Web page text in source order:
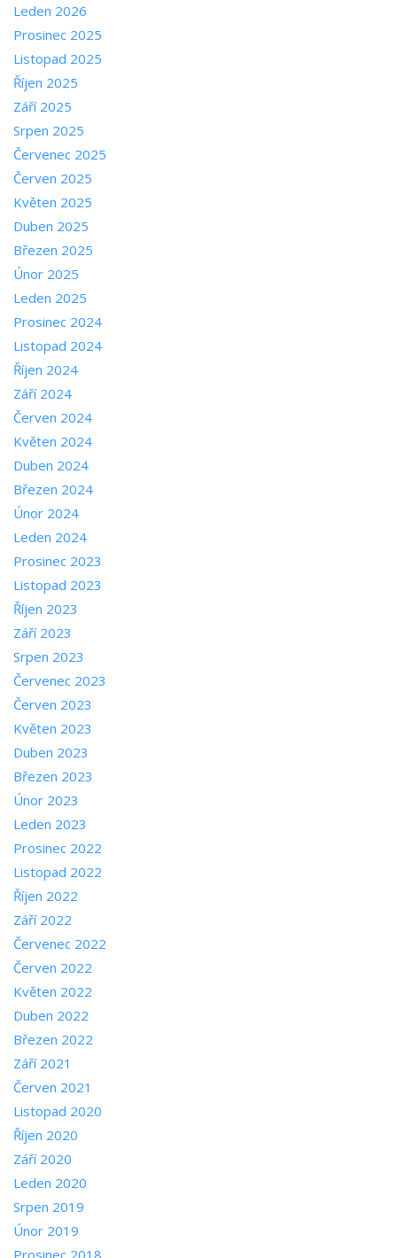
Leden 2026
Prosinec 2025
Listopad 2025
Říjen 2025
Září 2025
Srpen 2025
Červenec 2025
Červen 2025
Květen 2025
Duben 2025
Březen 2025
Únor 2025
Leden 2025
Prosinec 2024
Listopad 2024
Říjen 2024
Září 2024
Červen 2024
Květen 2024
Duben 2024
Březen 2024
Únor 2024
Leden 2024
Prosinec 2023
Listopad 2023
Říjen 2023
Září 2023
Srpen 2023
Červenec 2023
Červen 2023
Květen 2023
Duben 2023
Březen 2023
Únor 2023
Leden 2023
Prosinec 2022
Listopad 2022
Říjen 2022
Září 2022
Červenec 2022
Červen 2022
Květen 2022
Duben 2022
Březen 2022
Září 2021
Červen 2021
Listopad 2020
Říjen 2020
Září 2020
Leden 2020
Srpen 2019
Únor 2019
Prosinec 2018